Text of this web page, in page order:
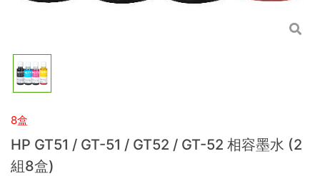
8盒
HP GT51 / GT-51 / GT52 / GT-52 相容墨水 (2
組8盒)